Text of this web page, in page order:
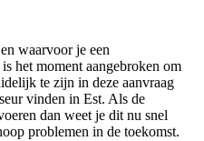
waarvoor je een
het moment aangebroken om
te zijn in deze aanvraag
vinden in Est. Als de
dan weet je dit nu snel
problemen in de toekomst.